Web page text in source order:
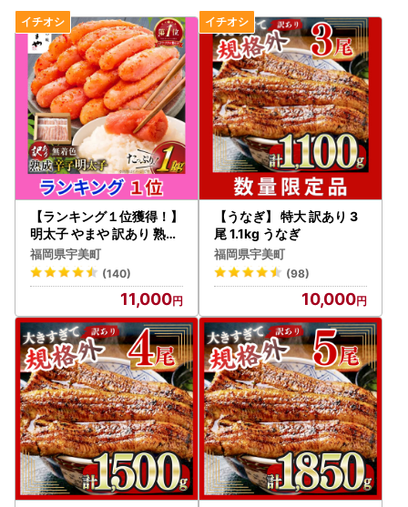
・返礼品に不具合がある場合、お受け取り後、早急にご連絡
ください。経過しすぎると対応できません。
・カラーやサイズ、種類などを選択する返礼品について、ご
希望がある場合は必ず備考欄に記入いただきますようお願い
いたします。
・返礼品の送付は、宇美町外にお住まいの方に限らせていた
だきます。
★個人情報について
宇美町ふるさと納税事業の範囲内で各種委託業者に情報提供
します。
・ふるさと納税事務処理、申請書類の各種手続きのため
・お礼の品発送のため
・お問い合わせ回答、履歴管理、サービス向上のため
・ふるさと納税のカタログ、メールマガジン、資料の送付、
その他サービスの提供のため
【ランキング１位獲得！】
明太子 やまや 訳あり 熟成
無着色 切れ子 1kg 明太子
福岡県宇美町
(140)
11,000
【うなぎ】 特大 訳あり 3
尾 1.1kg うなぎ
福岡県宇美町
(98)
10,000